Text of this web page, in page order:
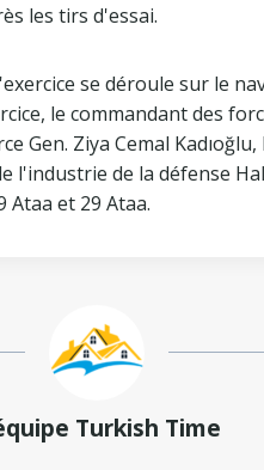
les tirs d'essai.
se déroule sur le
le commandant des
Gen. Ziya Cemal
l'industrie de la défense
Ataa et 29 Ataa.
Turkish Time